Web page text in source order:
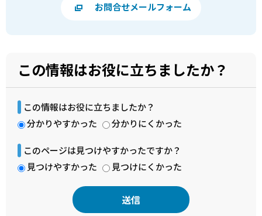
お問合せメールフォーム
この情報はお役に立ちましたか？
この情報はお役に立ちましたか？
分かりやすかった
分かりにくかった
このページは見つけやすかったですか？
見つけやすかった
見つけにくかった